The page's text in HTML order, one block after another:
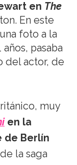
en The
En este
foto a la
pasaba
del actor, de
muy
en la
de Berlín
la saga